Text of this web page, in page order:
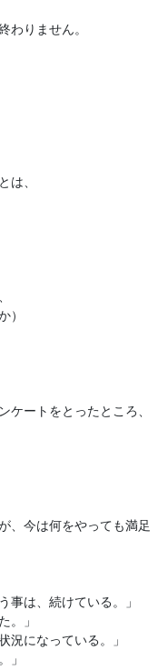
わりません。
、
）
ートをとったところ、
、今は何をやっても満足
事は、続けている。」
。」
況になっている。」
」